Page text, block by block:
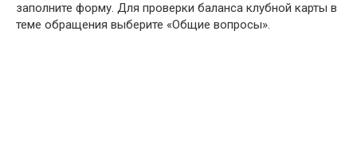
заполните форму. Для проверки баланса клубной карты в
теме обращения выберите «Общие вопросы».